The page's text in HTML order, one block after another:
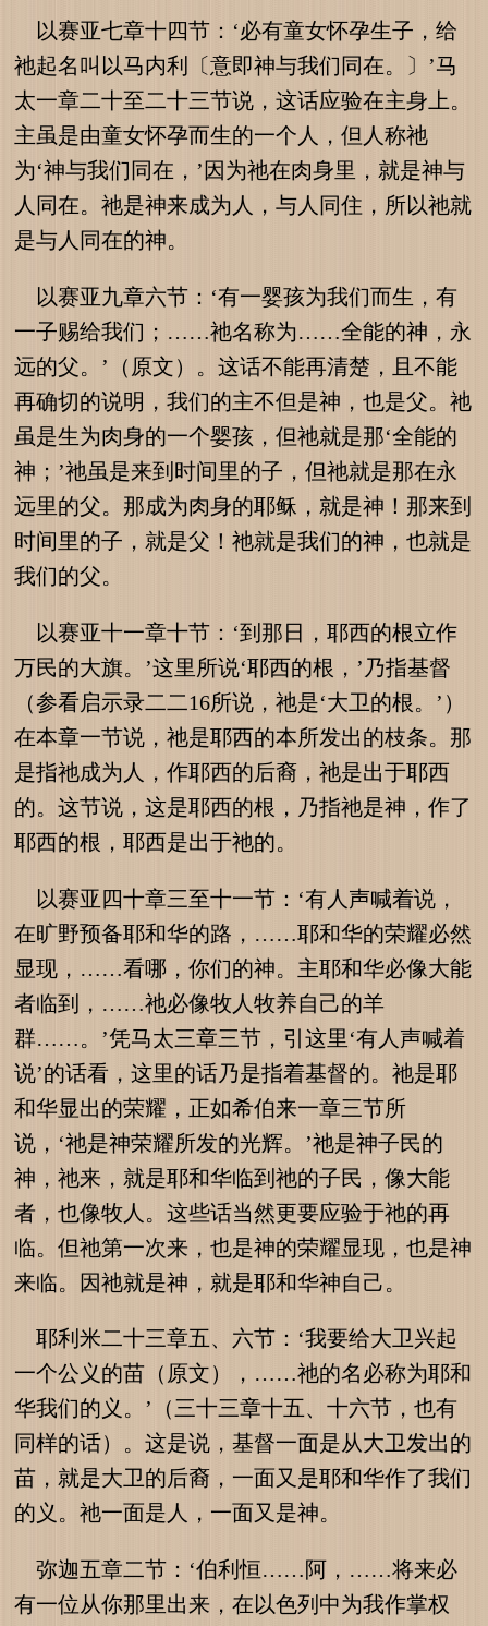
以赛亚七章十四节：‘必有童女怀孕生子，给
祂起名叫以马内利〔意即神与我们同在。〕’马
太一章二十至二十三节说，这话应验在主身上。
主虽是由童女怀孕而生的一个人，但人称祂
为‘神与我们同在，’因为祂在肉身里，就是神与
人同在。祂是神来成为人，与人同住，所以祂就
是与人同在的神。
以赛亚九章六节：‘有一婴孩为我们而生，有
一子赐给我们；……祂名称为……全能的神，永
远的父。’（原文）。这话不能再清楚，且不能
再确切的说明，我们的主不但是神，也是父。祂
虽是生为肉身的一个婴孩，但祂就是那‘全能的
神；’祂虽是来到时间里的子，但祂就是那在永
远里的父。那成为肉身的耶稣，就是神！那来到
时间里的子，就是父！祂就是我们的神，也就是
我们的父。
以赛亚十一章十节：‘到那日，耶西的根立作
万民的大旗。’这里所说‘耶西的根，’乃指基督
（参看启示录二二16所说，祂是‘大卫的根。’）
在本章一节说，祂是耶西的本所发出的枝条。那
是指祂成为人，作耶西的后裔，祂是出于耶西
的。这节说，这是耶西的根，乃指祂是神，作了
耶西的根，耶西是出于祂的。
以赛亚四十章三至十一节：‘有人声喊着说，
在旷野预备耶和华的路，……耶和华的荣耀必然
显现，……看哪，你们的神。主耶和华必像大能
者临到，……祂必像牧人牧养自己的羊
群……。’凭马太三章三节，引这里‘有人声喊着
说’的话看，这里的话乃是指着基督的。祂是耶
和华显出的荣耀，正如希伯来一章三节所
说，‘祂是神荣耀所发的光辉。’祂是神子民的
神，祂来，就是耶和华临到祂的子民，像大能
者，也像牧人。这些话当然更要应验于祂的再
临。但祂第一次来，也是神的荣耀显现，也是神
来临。因祂就是神，就是耶和华神自己。
耶利米二十三章五、六节：‘我要给大卫兴起
一个公义的苗（原文），……祂的名必称为耶和
华我们的义。’（三十三章十五、十六节，也有
同样的话）。这是说，基督一面是从大卫发出的
苗，就是大卫的后裔，一面又是耶和华作了我们
的义。祂一面是人，一面又是神。
弥迦五章二节：‘伯利恒……阿，……将来必
有一位从你那里出来，在以色列中为我作掌权